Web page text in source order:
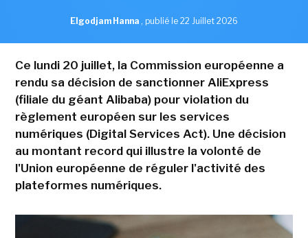
Elgodjam Hanna , publié le 22 Juillet 2026
Ce lundi 20 juillet, la Commission européenne a
rendu sa décision de sanctionner AliExpress
(filiale du géant Alibaba) pour violation du
règlement européen sur les services
numériques (Digital Services Act). Une décision
au montant record qui illustre la volonté de
l'Union européenne de réguler l'activité des
plateformes numériques.